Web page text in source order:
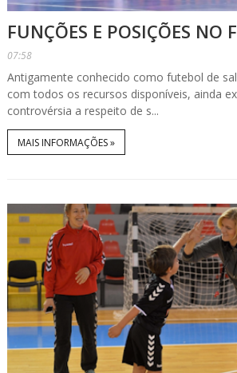
FUNÇÕES E POSIÇÕES NO
07:58
Antigamente conhecido como futebol de
com todos os recursos disponíveis, ainda
controvérsia a respeito de s...
MAIS INFORMAÇÕES »